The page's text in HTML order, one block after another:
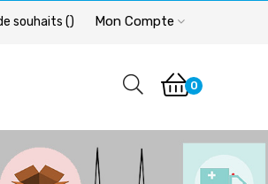
Mon Compte
souhaits ()
0